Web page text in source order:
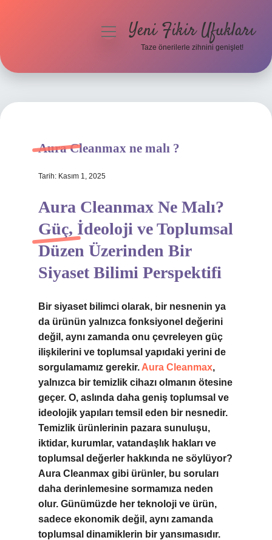
Hakkımızda
menüyüYeni Fikir Ufukları
Taze önerilerle zihnini genişlet!
Aura Cleanmax ne malı ?
Tarih: Kasım 1, 2025
Aura Cleanmax Ne Malı?
Güç, İdeoloji ve Toplumsal
Düzen Üzerinden Bir
Siyaset Bilimi Perspektifi
Bir siyaset bilimci olarak, bir nesnenin ya
da ürünün yalnızca fonksiyonel değerini
değil, aynı zamanda onu çevreleyen güç
ilişkilerini ve toplumsal yapıdaki yerini de
sorgulamamız gerekir. Aura Cleanmax,
yalnızca bir temizlik cihazı olmanın ötesine
geçer. O, aslında daha geniş toplumsal ve
ideolojik yapıları temsil eden bir nesnedir.
Temizlik ürünlerinin pazara sunuluşu,
iktidar, kurumlar, vatandaşlık hakları ve
toplumsal değerler hakkında ne söylüyor?
Aura Cleanmax gibi ürünler, bu soruları
daha derinlemesine sormamıza neden
olur. Günümüzde her teknoloji ve ürün,
sadece ekonomik değil, aynı zamanda
toplumsal dinamiklerin bir yansımasıdır.